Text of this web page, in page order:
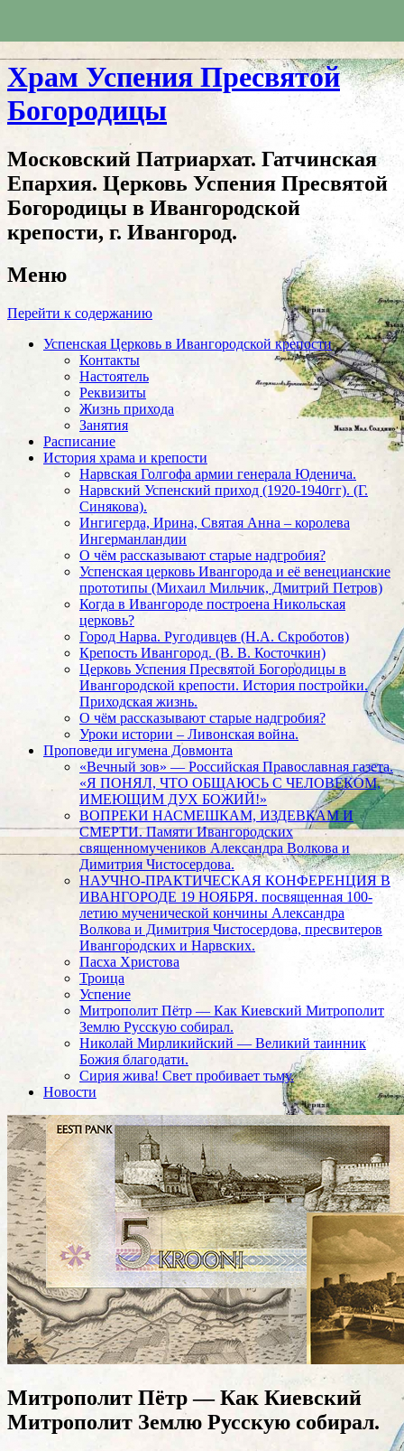
Храм Успения Пресвятой
Богородицы
Московский Патриархат. Гатчинская
Епархия. Церковь Успения Пресвятой
Богородицы в Ивангородской
крепости, г. Ивангород.
Меню
Перейти к содержанию
Успенская Церковь в Ивангородской крепости
Контакты
Настоятель
Реквизиты
Жизнь прихода
Занятия
Расписание
История храма и крепости
Нарвская Голгофа армии генерала Юденича.
Нарвский Успенский приход (1920-1940гг). (Г.
Синякова).
Ингигерда, Ирина, Святая Анна – королева
Ингерманландии
О чём рассказывают старые надгробия?
Успенская церковь Ивангорода и её венецианские
прототипы (Михаил Мильчик, Дмитрий Петров)
Когда в Ивангороде построена Никольская
церковь?
Город Нарва. Ругодивцев (Н.А. Скроботов)
Крепость Ивангород. (В. В. Косточкин)
Церковь Успения Пресвятой Богородицы в
Ивангородской крепости. История постройки.
Приходская жизнь.
О чём рассказывают старые надгробия?
Уроки истории – Ливонская война.
Проповеди игумена Довмонта
«Вечный зов» — Российская Православная газета.
«Я ПОНЯЛ, ЧТО ОБЩАЮСЬ С ЧЕЛОВЕКОМ,
ИМЕЮЩИМ ДУХ БОЖИЙ!»
ВОПРЕКИ НАСМЕШКАМ, ИЗДЕВКАМ И
СМЕРТИ. Памяти Ивангородских
священномучеников Александра Волкова и
Димитрия Чистосердова.
НАУЧНО-ПРАКТИЧЕСКАЯ КОНФЕРЕНЦИЯ В
ИВАНГОРОДЕ 19 НОЯБРЯ. посвященная 100-
летию мученической кончины Александра
Волкова и Димитрия Чистосердова, пресвитеров
Ивангородских и Нарвских.
Пасха Христова
Троица
Успение
Митрополит Пётр — Как Киевский Митрополит
Землю Русскую собирал.
Николай Мирликийский — Великий таинник
Божия благодати.
Сирия жива! Свет пробивает тьму.
Новости
Митрополит Пётр — Как Киевский
Митрополит Землю Русскую собирал.